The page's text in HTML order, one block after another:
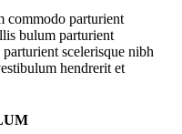
commodo parturient
bulum parturient
scelerisque nibh
hendrerit et